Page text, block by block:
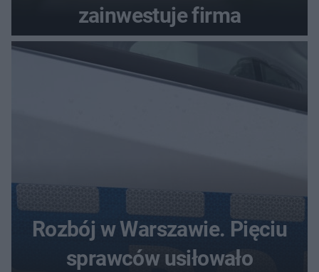
zainwestuje firma
Rozbój w Warszawie. Pięciu
sprawców usiłowało